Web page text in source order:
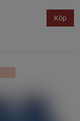
Köp